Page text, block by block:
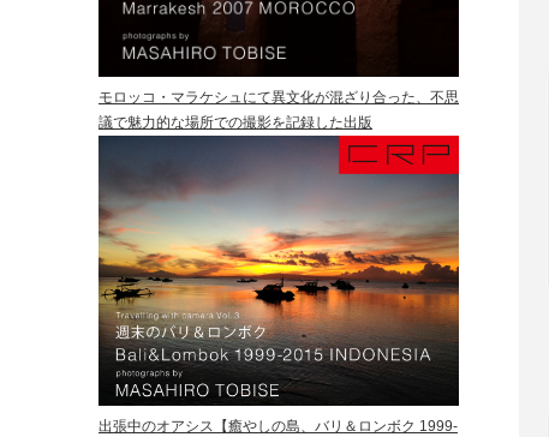
モロッコ・マラケシュにて異文化が混ざり合った、不思
議で魅力的な場所での撮影を記録した出版
出張中のオアシス【癒やしの島、バリ＆ロンボク 1999-